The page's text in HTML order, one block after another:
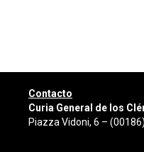
Contacto
Curia General de los
Piazza Vidoni, 6 –